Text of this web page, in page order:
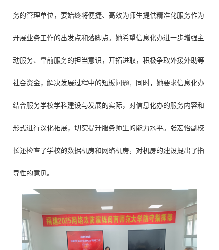
务的管理单位，要始终将便捷、高效为师生提供精准化服务作为
开展业务工作的出发点和落脚点。她希望信息化办进一步增强主
动服务、靠前服务的担当意识，开拓进取，积极争取外援外助等
社会资金，解决发展过程中的短板问题，同时，她要求信息化办
结合服务学校学科建设与发展的实际，对信息化办的服务内容和
形式进行深化拓展，切实提升服务师生的能力水平。张宏怡副校
长还检查了学校的数据机房和网络机房，对机房的建设提出了指
导性的意见。